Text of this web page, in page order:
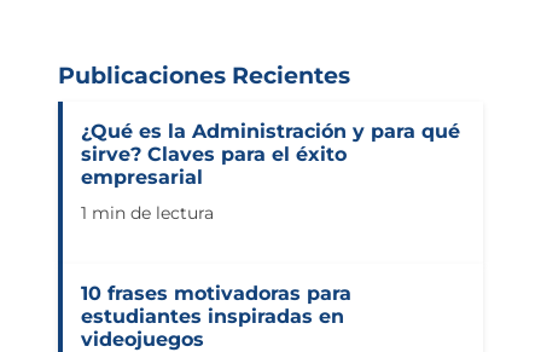
Publicaciones Recientes
¿Qué es la Administración y para qué
sirve? Claves para el éxito
empresarial
1 min de lectura
10 frases motivadoras para
estudiantes inspiradas en
videojuegos